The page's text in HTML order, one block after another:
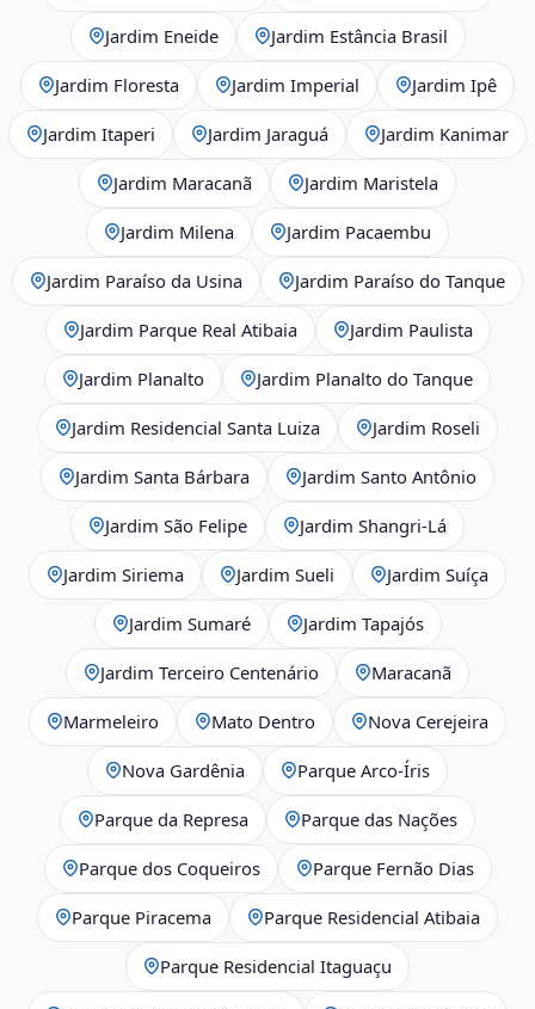
Jardim Eneide Jardim Estância Brasil
Jardim Floresta Jardim Imperial Jardim Ipê
Jardim Itaperi Jardim Jaraguá Jardim Kanimar
Jardim Maracanã Jardim Maristela
Jardim Milena Jardim Pacaembu
Jardim Paraíso da Usina Jardim Paraíso do Tanque
Jardim Parque Real Atibaia Jardim Paulista
Jardim Planalto Jardim Planalto do Tanque
Jardim Residencial Santa Luiza Jardim Roseli
Jardim Santa Bárbara Jardim Santo Antônio
Jardim São Felipe Jardim Shangri-Lá
Jardim Siriema Jardim Sueli Jardim Suíça
Jardim Sumaré Jardim Tapajós
Jardim Terceiro Centenário Maracanã
Marmeleiro Mato Dentro Nova Cerejeira
Nova Gardênia Parque Arco-Íris
Parque da Represa Parque das Nações
Parque dos Coqueiros Parque Fernão Dias
Parque Piracema Parque Residencial Atibaia
Parque Residencial Itaguaçu